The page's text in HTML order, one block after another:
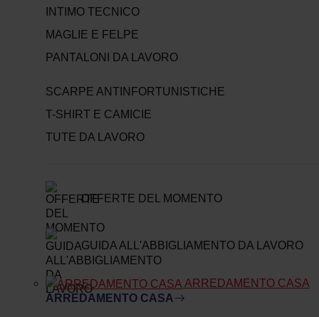
INTIMO TECNICO
MAGLIE E FELPE
PANTALONI DA LAVORO
SCARPE ANTINFORTUNISTICHE
T-SHIRT E CAMICIE
TUTE DA LAVORO
OFFERTE DEL MOMENTO
GUIDA ALL'ABBIGLIAMENTO DA LAVORO
ARREDAMENTO CASA
ARREDAMENTO CASA